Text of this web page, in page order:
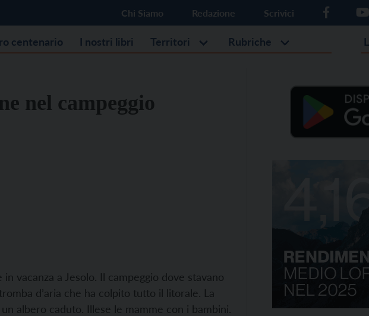
Chi Siamo Redazione Scrivici
centenario I nostri libri Territori Rubriche
nel campeggio
vacanza a Jesolo. Il campeggio dove stavano
d’aria che ha colpito tutto il litorale. La
albero caduto. Illese le mamme con i bambini.